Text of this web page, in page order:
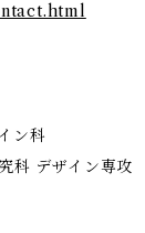
ン科
科 デザイン専攻